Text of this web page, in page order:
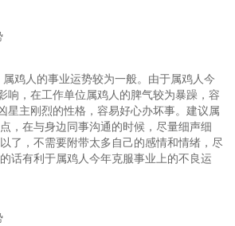
鸡人的事业运势较为一般。由于属鸡人今
响，在工作单位属鸡人的脾气较为暴躁，容
星主刚烈的性格，容易好心办坏事。建议属
，在与身边同事沟通的时候，尽量细声细
了，不需要附带太多自己的感情和情绪，尽
话有利于属鸡人今年克服事业上的不良运